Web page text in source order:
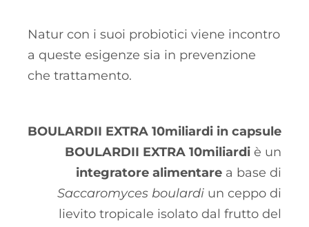
Natur con i suoi probiotici viene incontro
a queste esigenze sia in prevenzione
che trattamento.
BOULARDII EXTRA 10miliardi in capsule
BOULARDII EXTRA 10miliardi è un
integratore alimentare a base di
Saccaromyces boulardi un ceppo di
lievito tropicale isolato dal frutto del